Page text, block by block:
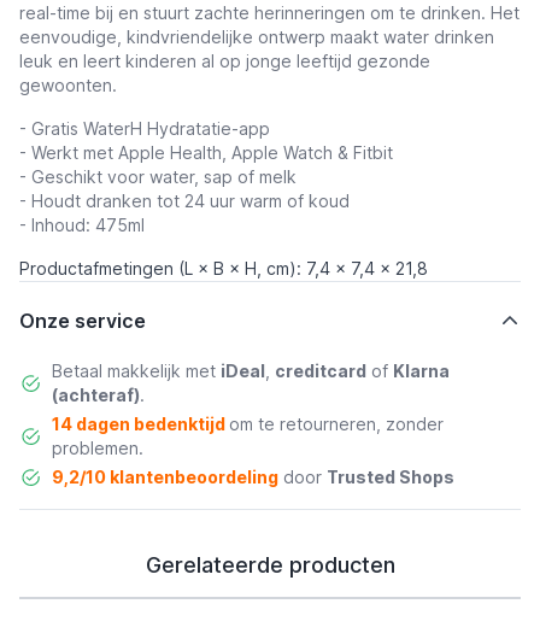
real-time bij en stuurt zachte herinneringen om te drinken. Het
eenvoudige, kindvriendelijke ontwerp maakt water drinken
leuk en leert kinderen al op jonge leeftijd gezonde
gewoonten.
- Gratis WaterH Hydratatie-app
- Werkt met Apple Health, Apple Watch & Fitbit
- Geschikt voor water, sap of melk
- Houdt dranken tot 24 uur warm of koud
- Inhoud: 475ml
Productafmetingen (L × B × H, cm): 7,4 x 7,4 x 21,8
Onze service
Betaal makkelijk met iDeal creditcard of Klarna
(achteraf).
14 dagen bedenktijd om te retourneren, zonder
problemen.
9,2/10 klantenbeoordelingdoor Trusted Shops
Gerelateerde producten